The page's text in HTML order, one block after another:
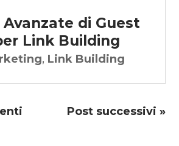
di Guest
Link Building
, Link Building
Post successivi »